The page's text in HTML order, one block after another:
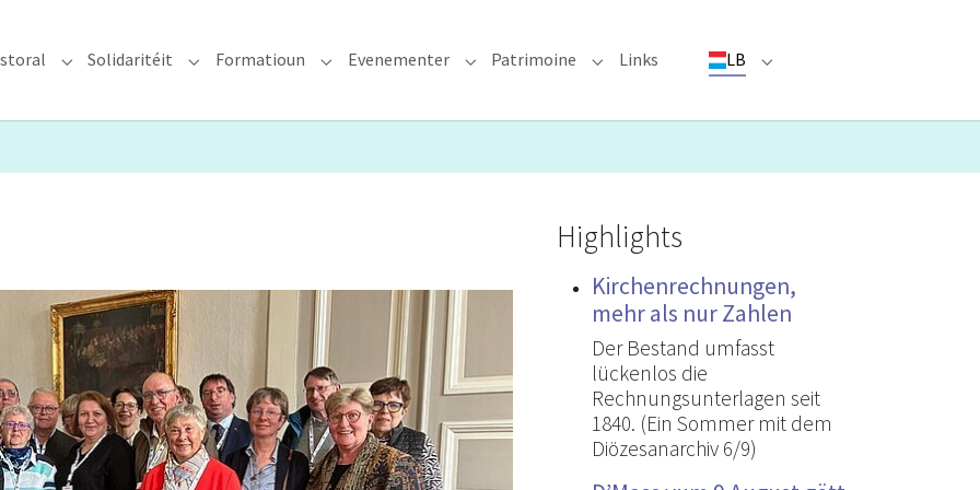
Submenu for "Glawen & Pastoral"
Solidaritéit Submenu for "Solidaritéit"
Formatioun Submenu for "Formatioun"
Evenementer Submenu for "Evenementer"
Patrimoine Submenu for "Patrimoine"
Links LB Submenu for "LB"
Highlights
Kirchenrechnungen,
mehr als nur Zahlen
Der Bestand umfasst
lückenlos die
Rechnungsunterlagen seit
1840. (Ein Sommer mit dem
Diözesanarchiv 6/9)